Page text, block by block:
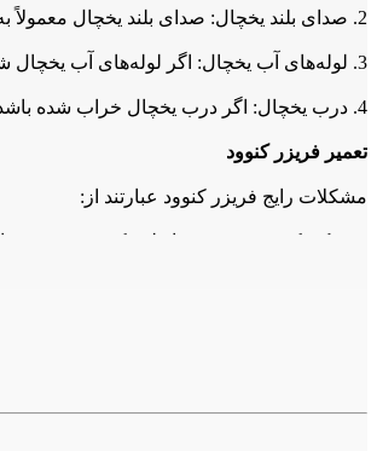
2. صدای بلند یخچال: صدای بلند یخچال معمولاً به دلیل خرابی فن یا کمپرسور است. در این صورت، باید فن یا کمپرسور را تعمیر یا تعویض کنید.
3. لوله‌های آب یخچال: اگر لوله‌های آب یخچال شکسته یا خراب شده باشند، ممکن است آب به داخل یخچال نفوذ کند و باعث خرابی دستگاه شود. در این صورت، باید لوله‌های آب را تعمیر یا تعویض کنید.
4. درب یخچال: اگر درب یخچال خراب شده باشد، هوا به داخل یخچال نفوذ می‌کند و باعث افزایش مصرف برق و کاهش عمر دستگاه می‌شود. در این صورت، باید درب را تعمیر یا تعویض کنید.
تعمیر فریزر کنوود
مشکلات رایج فریزر کنوود عبارتند از:
4. لوله‌های آب فریزر: همانطور که در مورد